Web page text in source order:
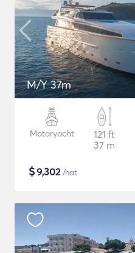
M/Y 37m
Motoryacht
121 ft
37 m
$9,302/nat